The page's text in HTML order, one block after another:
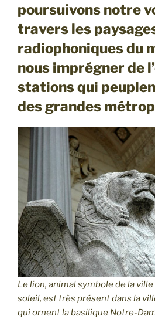
poursuivons notre
travers les
radiophoniques du
nous imprégner de
stations qui
des grandes
Le lion, animal symbole de la
soleil, est très présent dans la
qui ornent la basilique Notre-